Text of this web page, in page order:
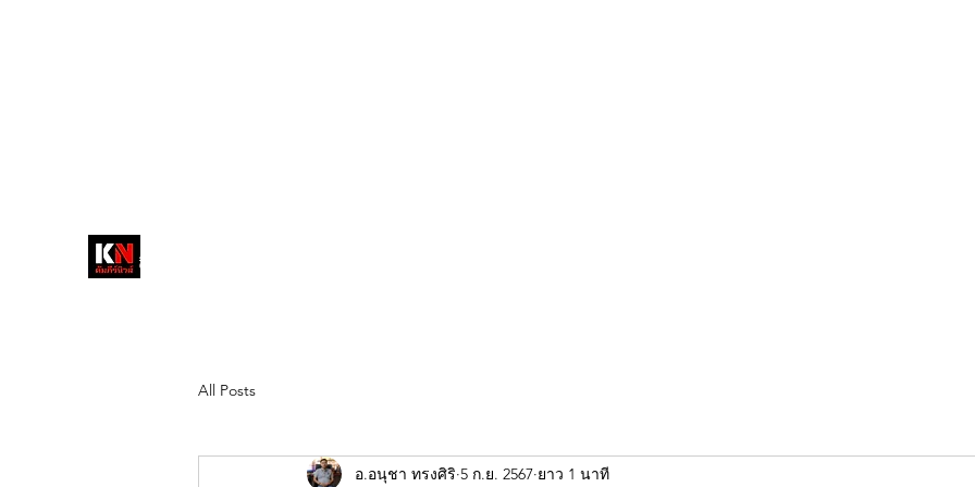
วส์
สื่อลึกวงการสงฆ์ เจาะตรงพระเครื่อง
All Posts
อ.อนุชา ทรงศิริ 5 ก.ย. 2567 ยาว 1 นาที